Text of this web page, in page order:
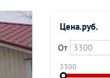
Цена.руб.
От
3300